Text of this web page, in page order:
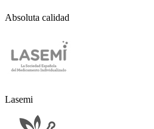
Absoluta calidad
Lasemi